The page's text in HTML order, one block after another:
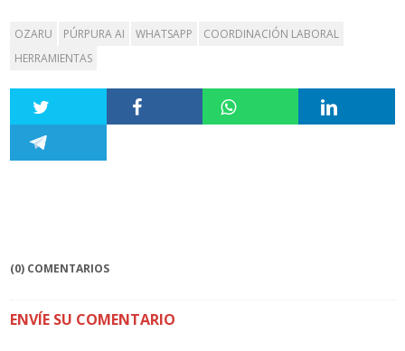
OZARU PÚRPURA AI WHATSAPP
COORDINACIÓN LABORAL
HERRAMIENTAS
(0) COMENTARIOS
ENVÍE SU COMENTARIO